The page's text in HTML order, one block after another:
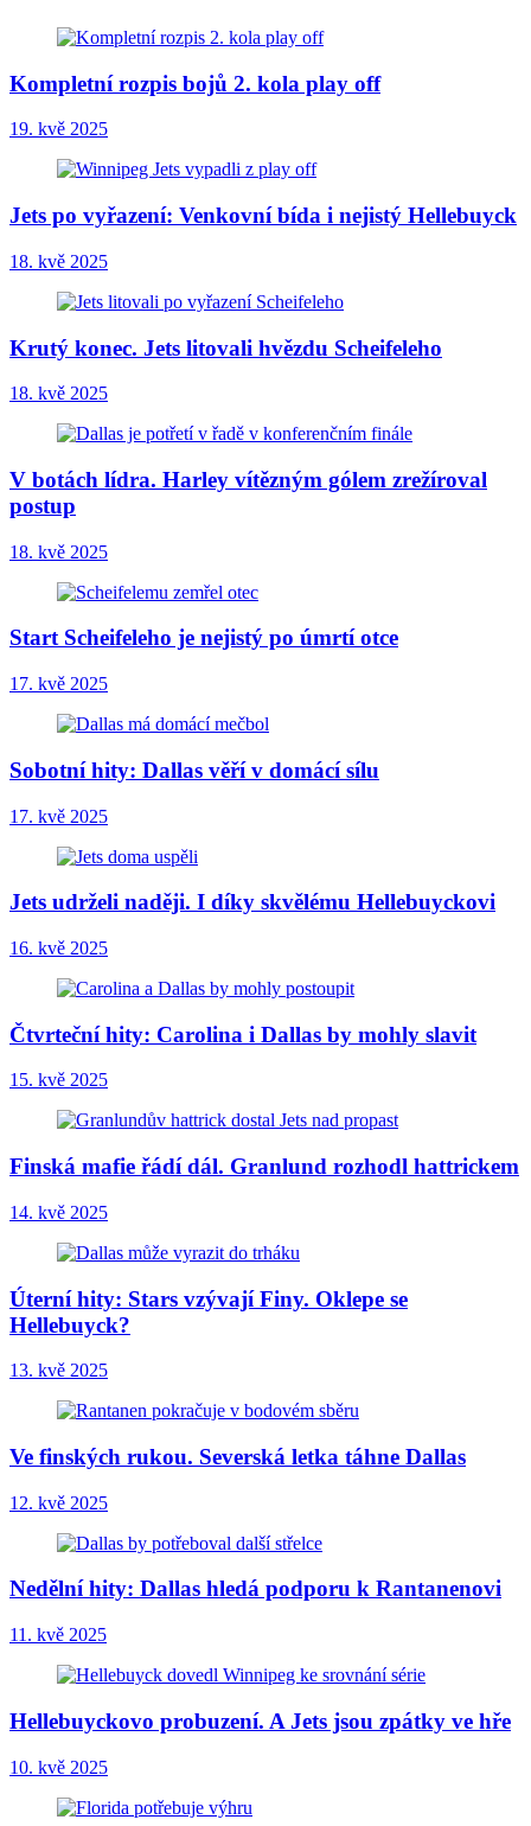
Kompletní rozpis bojů 2. kola play off
19. kvě 2025
Jets po vyřazení: Venkovní bída i nejistý Hellebuyck
18. kvě 2025
Krutý konec. Jets litovali hvězdu Scheifeleho
18. kvě 2025
V botách lídra. Harley vítězným gólem zrežíroval
postup
18. kvě 2025
Start Scheifeleho je nejistý po úmrtí otce
17. kvě 2025
Sobotní hity: Dallas věří v domácí sílu
17. kvě 2025
Jets udrželi naději. I díky skvělému Hellebuyckovi
16. kvě 2025
Čtvrteční hity: Carolina i Dallas by mohly slavit
15. kvě 2025
Finská mafie řádí dál. Granlund rozhodl hattrickem
14. kvě 2025
Úterní hity: Stars vzývají Finy. Oklepe se
Hellebuyck?
13. kvě 2025
Ve finských rukou. Severská letka táhne Dallas
12. kvě 2025
Nedělní hity: Dallas hledá podporu k Rantanenovi
11. kvě 2025
Hellebuyckovo probuzení. A Jets jsou zpátky ve hře
10. kvě 2025